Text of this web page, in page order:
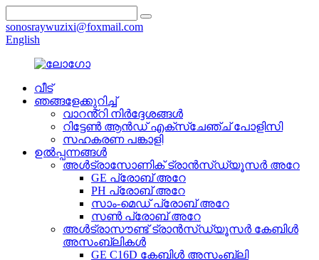
sonosraywuzixi@foxmail.com
English
വീട്
ഞങ്ങളേക്കുറിച്ച്
വാറൻ്റി നിർദ്ദേശങ്ങൾ
റിട്ടേൺ ആൻഡ് എക്സ്ചേഞ്ച് പോളിസി
സഹകരണ പങ്കാളി
ഉൽപ്പന്നങ്ങൾ
അൾട്രാസോണിക് ട്രാൻസ്ഡ്യൂസർ അറേ
GE പ്രോബ് അറേ
PH പ്രോബ് അറേ
സാം-മെഡ് പ്രോബ് അറേ
സൺ പ്രോബ് അറേ
അൾട്രാസൗണ്ട് ട്രാൻസ്ഡ്യൂസർ കേബിൾ
അസംബ്ലികൾ
GE C16D കേബിൾ അസംബ്ലി